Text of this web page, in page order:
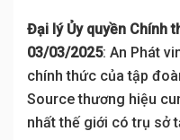
Đại lý Ủy quyền Chính
03/03/2025: An Phát
chính thức của tập
Source thương hiệu
nhất thế giới có trụ sở